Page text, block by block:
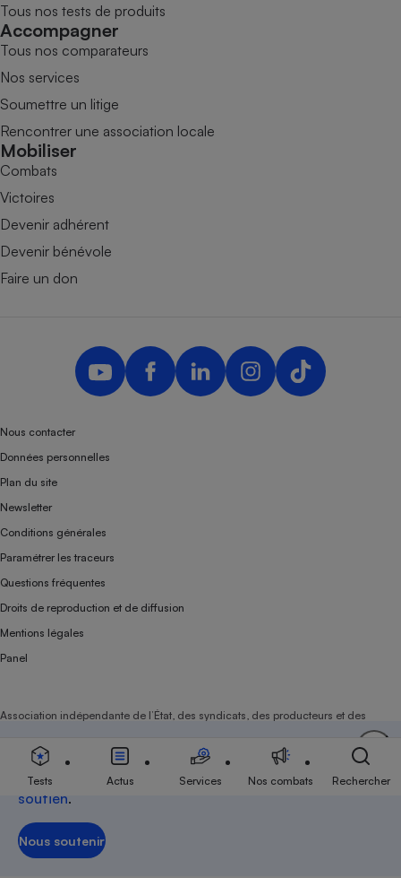
Soutenez-nous
Aujourd'hui plus que jamais, nous comptons sur
votre
soutien.
Nous soutenir
Tous nos tests de produits
Accompagner
Tous nos comparateurs
Nos services
Soumettre un litige
Rencontrer une association locale
Mobiliser
Combats
Victoires
Devenir adhérent
Devenir bénévole
Faire un don
Nous contacter
Données personnelles
Plan du site
Newsletter
Conditions générales
Paramétrer les traceurs
Questions fréquentes
Droits de reproduction et de diffusion
Mentions légales
Panel
Association indépendante de l’État, des syndicats, des producteurs et des
Tests Actus Services Nos combats Rechercher